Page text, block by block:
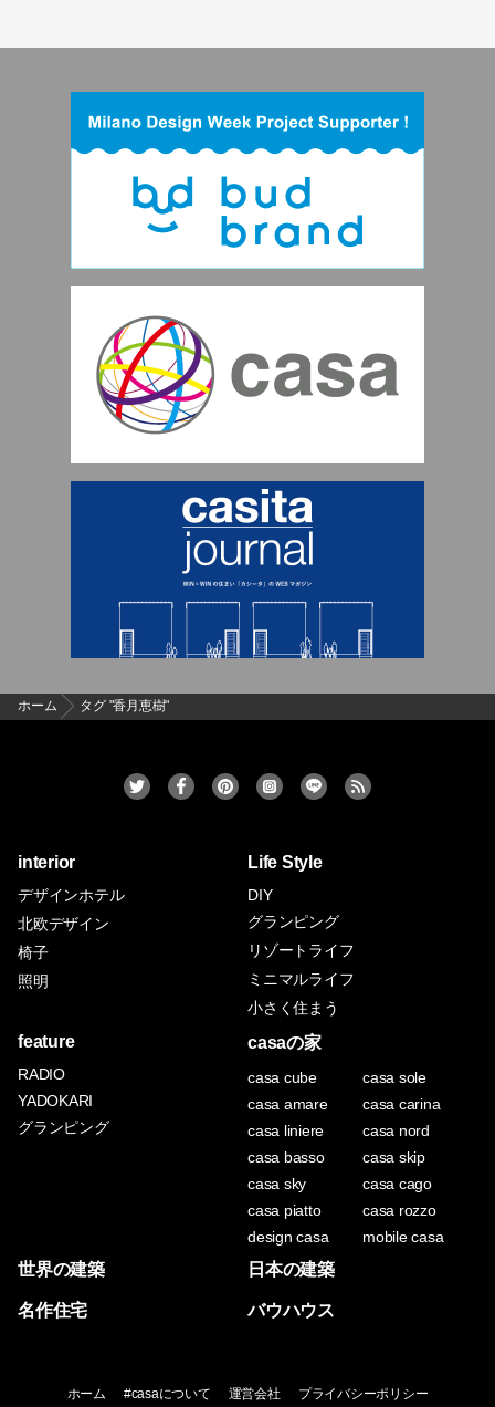
ホーム タグ "香月恵樹"
interior
デザインホテル
北欧デザイン
椅子
照明
Life Style
DIY
グランピング
リゾートライフ
ミニマルライフ
小さく住まう
feature
RADIO
YADOKARI
グランピング
casaの家
casa cube
casa sole
casa amare
casa carina
casa liniere
casa nord
casa basso
casa skip
casa sky
casa cago
casa piatto
casa rozzo
design casa
mobile casa
世界の建築 日本の建築
名作住宅 バウハウス
ホーム #casaについて 運営会社 プライバシーポリシー